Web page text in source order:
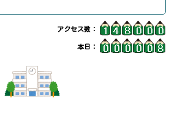
アクセス数：
本日：